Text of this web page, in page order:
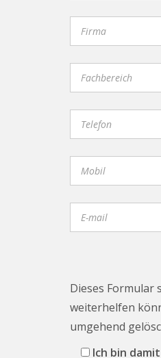
Dieses Formular
weiterhelfen
umgehend
Ich bin